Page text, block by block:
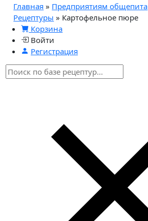
Главная » Предприятиям общепита
Рецептуры » Картофельное пюре
Корзина
Войти
Регистрация